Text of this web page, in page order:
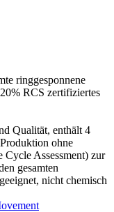
ringgesponnene
RCS zertifiziertes
Qualität, enthält 4
ohne
Assessment) zur
gesamten
nicht chemisch